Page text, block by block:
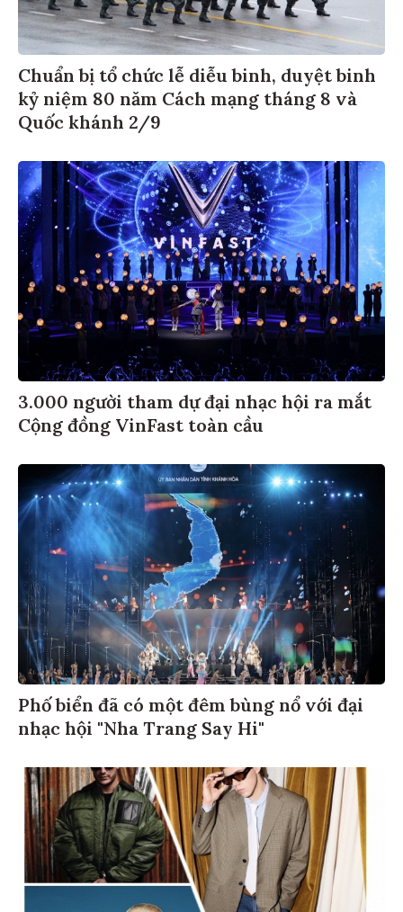
Chuẩn bị tổ chức lễ diễu binh, duyệt binh
kỷ niệm 80 năm Cách mạng tháng 8 và
Quốc khánh 2/9
3.000 người tham dự đại nhạc hội ra mắt
Cộng đồng VinFast toàn cầu
Phố biển đã có một đêm bùng nổ với đại
nhạc hội "Nha Trang Say Hi"